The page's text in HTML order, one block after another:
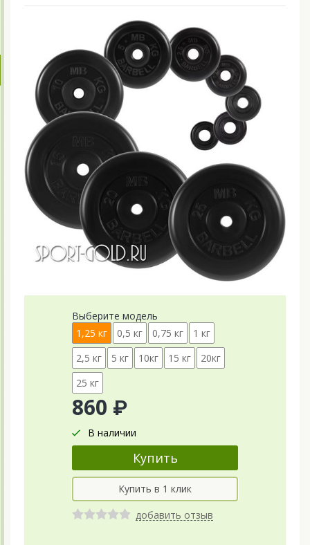
Выберите модель
1,25 кг
0,5 кг 0,75 кг
1 кг
2,5 кг
5 кг 10кг 15 кг
20кг
25 кг
860 ₽
В наличии
добавить отзыв